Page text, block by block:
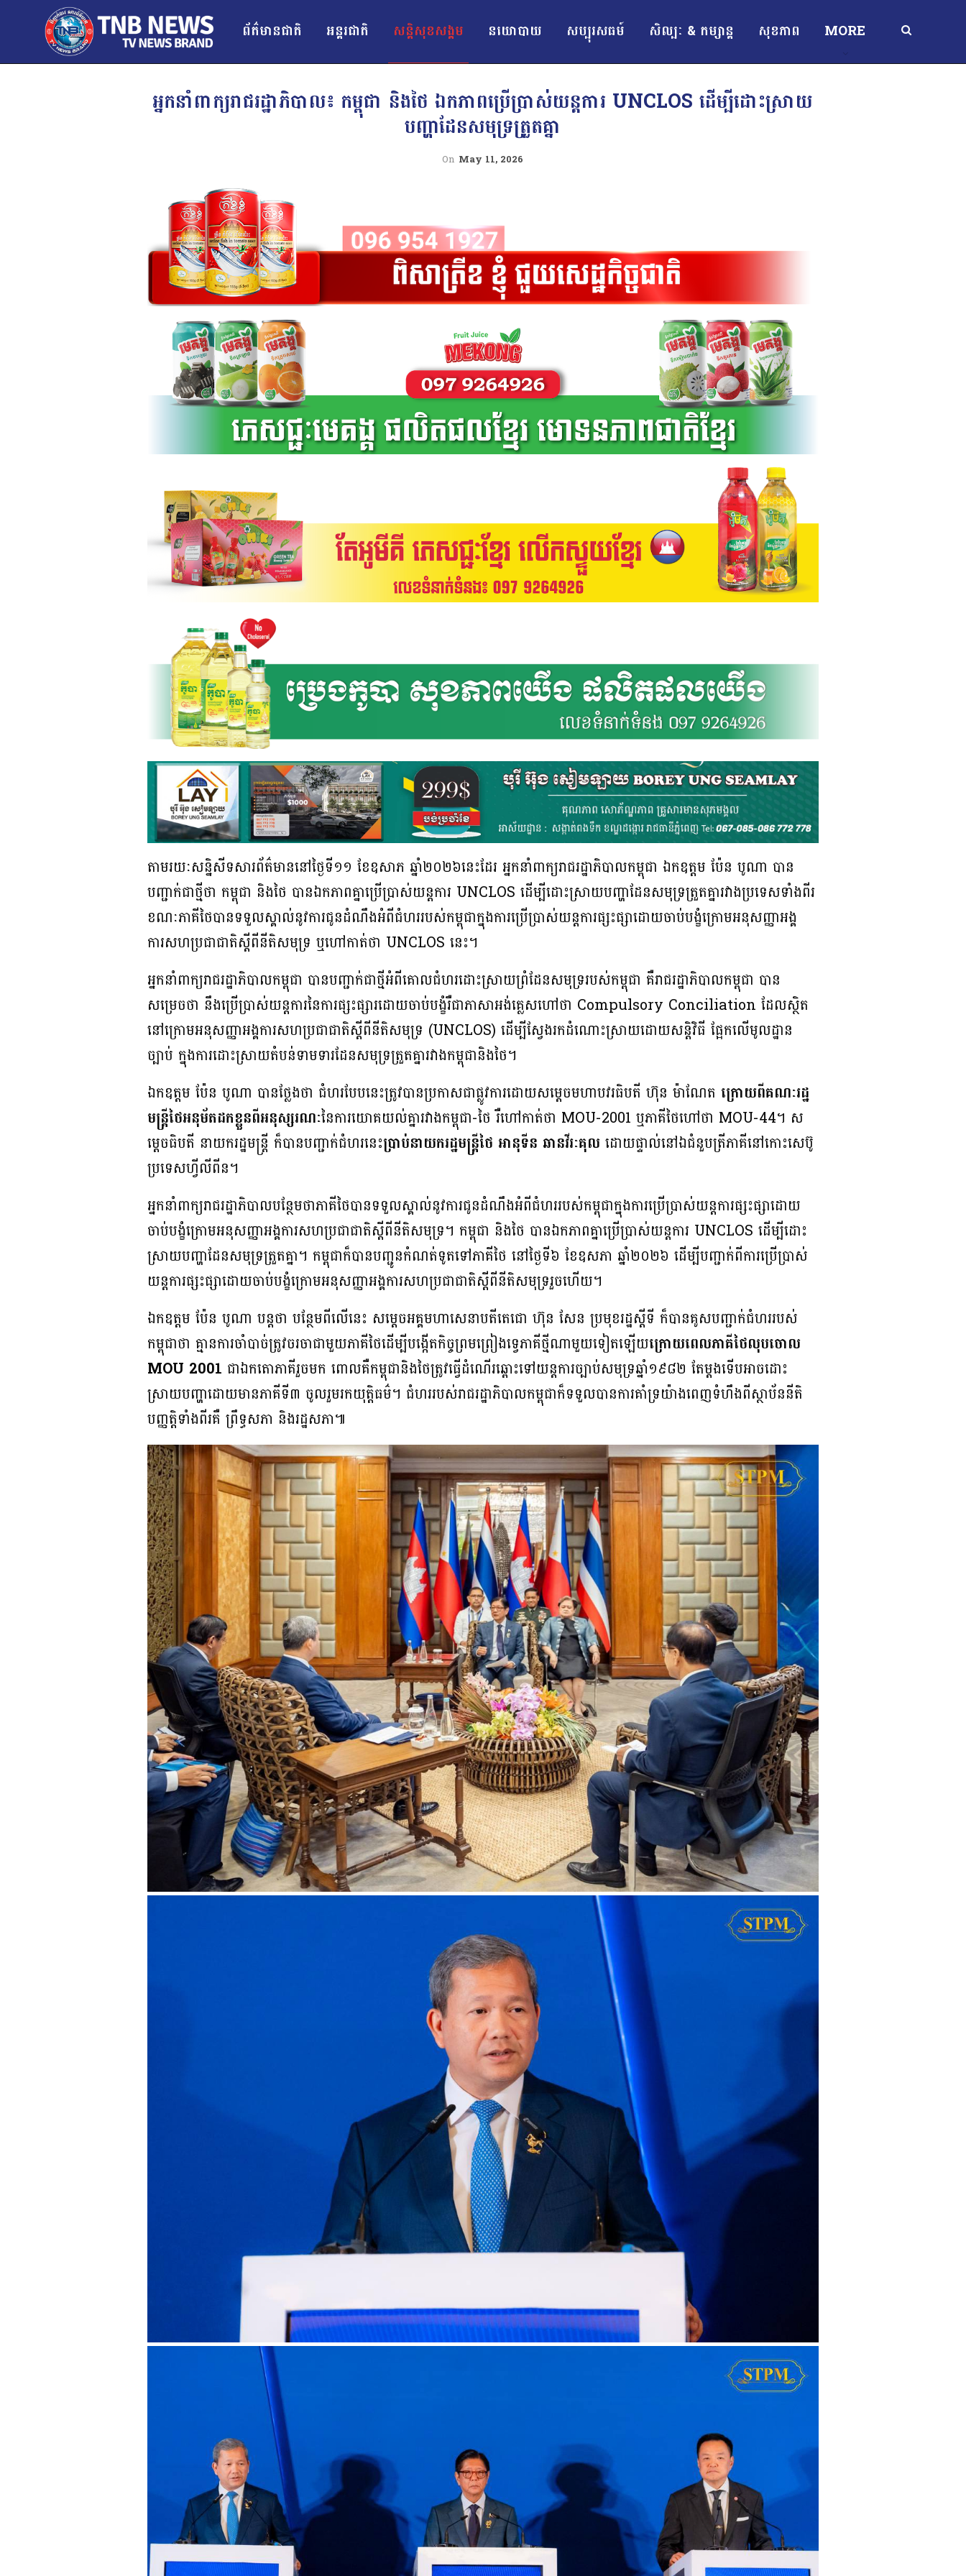
ព័ត៌មានជាតិ អន្ដរជាតិ សន្តិសុខសង្គម នយោបាយ សប្បុរសធម៍ សិល្បៈ & កម្សាន្ត សុខភាព MORE
អ្នកនាំពាក្យរាជរដ្ឋាភិបាល៖ កម្ពុជា និងថៃ ឯកភាពប្រើប្រាស់យន្តការ UNCLOS ដើម្បី​ដោះ​ស្រាយ​​
បញ្ហាដែនសមុទ្រត្រួតគ្នា
On May 11, 2026
តាមរយៈសន្និសីទសារព័ត៌មាននៅថ្ងៃទី១១ ខែឧសាភ ឆ្នាំ២០២៦នេះដែរ អ្នកនាំ​ពាក្យ​រាជ​រដ្ឋាភិបាល​កម្ពុជា​ ឯកឧត្តម ប៉ែន បូណា បាន​
បញ្ជាក់ជាថ្មីថា កម្ពុជា និងថៃ បានឯកភាពគ្នា​ប្រើ​ប្រាស់​យន្តការ UNCLOS ដើម្បីដោះស្រាយបញ្ហាដែនសមុទ្រត្រួតគ្នារវាង​ប្រទេសទាំងពីរ
ខណៈ​ភាគី​ថៃ​បាន​ទទួល​ស្គាល់​នូវ​ការ​ជូន​ដំណឹង​អំពី​ជំហរ​របស់​កម្ពុជា​ក្នុង​ការ​ប្រើប្រាស់​យន្តការ​ផ្សះផ្សា​ដោយ​ចាប់​បង្ខំ​ក្រោមអនុសញ្ញាអង្គ
ការសហប្រជាជាតិស្តីពីនីតិសមុទ្រ ឬហៅកាត់ថា UNCLOS នេះ​។
អ្នកនាំពាក្យរាជរដ្ឋាភិបាលកម្ពុជា បានបញ្ជាក់ជាថ្មី​អំពី​គោល​ជំហរ​ដោះស្រា​យ​ព្រំដែន​សមុទ្រ​របស់​កម្ពុជា ​គឺរាជរដ្ឋាភិបាលកម្ពុជា បាន
សម្រេចថា នឹង​ប្រើប្រាស់យន្តការ​នៃ​ការផ្សះផ្សារ​ដោយ​ចាប់​បង្ខំ​រឺ​ជា​ភាសាអង់គ្លេសហៅថា Compulsory Conciliation ដែលស្ថិត
នៅក្រោម​អនុសញ្ញា​អង្គការ​សហប្រជាជាតិស្តីពីនីតិសមុទ្រ (UNCLOS) ដើម្បីស្វែងរកដំណោះស្រាយដោយសន្តិវិធី ផ្អែក​លើ​មូល​ដ្ឋាន​
ច្បាប់ ក្នុងការដោះស្រាយតំបន់ទាមទារដែនសមុទ្រត្រួតគ្នារវាងកម្ពុជានិងថៃ។
ឯកឧត្តម ប៉ែន បូណា បានថ្លែង​ថា ជំហរបែបនេះ​ត្រូវបាន​ប្រកាសជាផ្លូវការ​ដោយ​សម្តេច​មហាបវរ​ធិបតី​ ហ៊ុន ម៉ាណែតក្រោយ​ពីគណៈ​រដ្ឋ
មន្ត្រីថៃ​អនុម័ត​ដក​ខ្លួន​ពី​អនុស្សរណៈ​នៃ​ការ​យោគ​យល់​គ្នារ​វាង​កម្ពុជា-ថៃ រឺហៅកាត់ថា MOU-2001 ឬភាគីថៃហៅថា MOU-44។ ស
ម្តេចធិបតី នាយក​រដ្ឋ​មន្ត្រី ​ក៏បាន​បញ្ជាក់ជំហរនេះប្រាប់​នាយក​រដ្ឋមន្ត្រីថៃ អានុទីន ឆានវីរៈគុលដោយផ្ទាល់​នៅឯ​ជំនួប​ត្រី​ភាគី​នៅកោះ​សេប៊ូ​
ប្រទេសហ្វីលីពីន។
អ្នកនាំពាក្យរាជរដ្ឋាភិបាលបន្ថែមថាភាគីថៃបានទទួលស្គាល់នូវការជូនដំណឹងអំពីជំហររបស់កម្ពុជាក្នុងការប្រើប្រាស់យន្តការផ្សះផ្សាដោយ
ចាប់បង្ខំក្រោមអនុសញ្ញាអង្គការសហប្រជាជាតិស្តីពីនីតិសមុទ្រ។ កម្ពុជា និងថៃ បានឯកភាពគ្នាប្រើប្រាស់យន្តការ UNCLOS ដើម្បីដោះ
ស្រាយបញ្ហាដែនសមុទ្រត្រួតគ្នា។ កម្ពុជាក៏បានបញ្ជូនកំណត់ទូតទៅភាគីថៃ នៅថ្ងៃទី៦ ខែឧសភា ឆ្នាំ២០២៦ ដើម្បីបញ្ជាក់ពីការប្រើប្រាស់
យន្តការផ្សះផ្សាដោយចាប់បង្ខំក្រោមអនុសញ្ញាអង្គការសហប្រជាជាតិស្តីពីនីតិសមុទ្ររួចហើយ។
ឯកឧត្តម ប៉ែន បូណា បន្តថា បន្ថែមពីលើនេះ សម្តេចអគ្គមហាសេនាបតីតេជោ ហ៊ុន សែន ប្រមុខរដ្ឋស្តីទី ក៏បាន​គូសបញ្ជាក់ជំហររបស់
កម្ពុជាថា គ្មានការចាំបាច់ត្រូវចរចាជាមួយភាគីថៃដើម្បីបង្កើតកិច្ចព្រមព្រៀងទ្វេភាគីថ្មីណាមួយទៀតឡើយក្រោយពេលភាគីថៃលុបចោល
MOU 2001 ជាឯកតោភាគីរួចមក ពោលគឺកម្ពុជានិងថៃ​ត្រូវធ្វើដំណើរឆ្ពោះទៅយន្តការច្បាប់សមុទ្រឆ្នាំ១៩៨២ តែម្តងទើបអាចដោះ
ស្រាយបញ្ហាដោយមានភាគីទី៣ ចូលរួមរកយុត្តិធម៌។ ជំហររបស់រាជរដ្ឋាភិបាលកម្ពុជាក៏ទទួលបានការគាំទ្រយ៉ាងពេញទំហឹងពីស្ថាប័ននីតិ
បញ្ញត្តិ​ទាំងពីរគឺ ព្រឹទ្ធសភា និងរដ្ឋសភា៕